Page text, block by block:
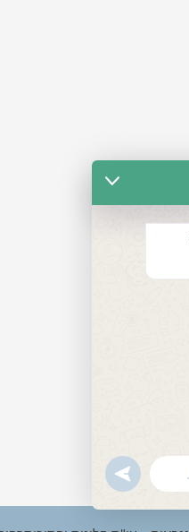
undefined